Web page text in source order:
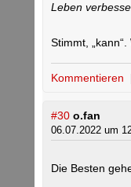
Leben
Stimmt,
Kommentieren
#30 o.fan
06.07.2022 um
Die Besten